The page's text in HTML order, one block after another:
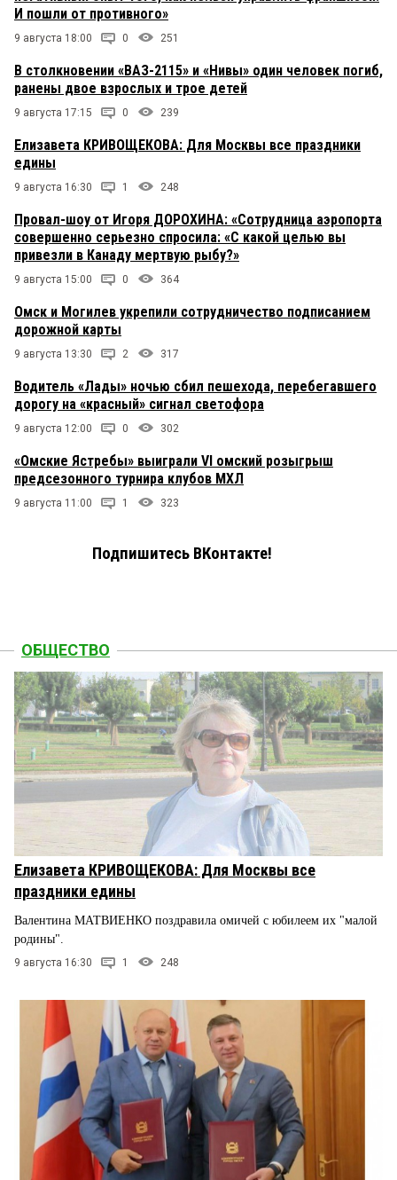
И пошли от противного»
9 августа 18:00 0 251
В столкновении «ВАЗ-2115» и «Нивы» один человек погиб,
ранены двое взрослых и трое детей
9 августа 17:15 0 239
Елизавета КРИВОЩЕКОВА: Для Москвы все праздники
едины
9 августа 16:30 1 248
Провал-шоу от Игоря ДОРОХИНА: «Сотрудница аэропорта
совершенно серьезно спросила: «С какой целью вы
привезли в Канаду мертвую рыбу?»
9 августа 15:00 0 364
Омск и Могилев укрепили сотрудничество подписанием
дорожной карты
9 августа 13:30 2 317
Водитель «Лады» ночью сбил пешехода, перебегавшего
дорогу на «красный» сигнал светофора
9 августа 12:00 0 302
«Омские Ястребы» выиграли VI омский розыгрыш
предсезонного турнира клубов МХЛ
9 августа 11:00 1 323
Подпишитесь ВКонтакте!
ОБЩЕСТВО
Елизавета КРИВОЩЕКОВА: Для Москвы все
праздники едины
Валентина МАТВИЕНКО поздравила омичей с юбилеем их "малой
родины".
9 августа 16:30 1 248